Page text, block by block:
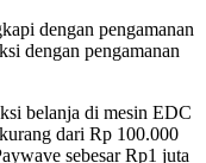
dengan pengamanan
dengan pengamanan
belanja di mesin EDC
dari Rp 100.000
sebesar Rp1 juta